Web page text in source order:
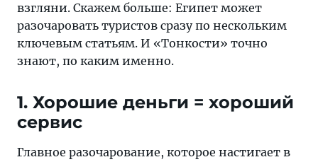
взгляни. Скажем больше: Египет может
разочаровать туристов сразу по нескольким
ключевым статьям. И «Тонкости» точно
знают, по каким именно.
1. Хорошие деньги = хороший
сервис
Главное разочарование, которое настигает в